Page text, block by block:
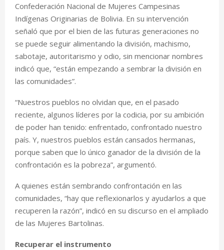
Confederación Nacional de Mujeres Campesinas
Indígenas Originarias de Bolivia. En su intervención
señaló que por el bien de las futuras generaciones no
se puede seguir alimentando la división, machismo,
sabotaje, autoritarismo y odio, sin mencionar nombres
indicó que, “están empezando a sembrar la división en
las comunidades”.
“Nuestros pueblos no olvidan que, en el pasado
reciente, algunos líderes por la codicia, por su ambición
de poder han tenido: enfrentado, confrontado nuestro
país. Y, nuestros pueblos están cansados hermanas,
porque saben que lo único ganador de la división de la
confrontación es la pobreza”, argumentó.
A quienes están sembrando confrontación en las
comunidades, “hay que reflexionarlos y ayudarlos a que
recuperen la razón”, indicó en su discurso en el ampliado
de las Mujeres Bartolinas.
Recuperar el instrumento